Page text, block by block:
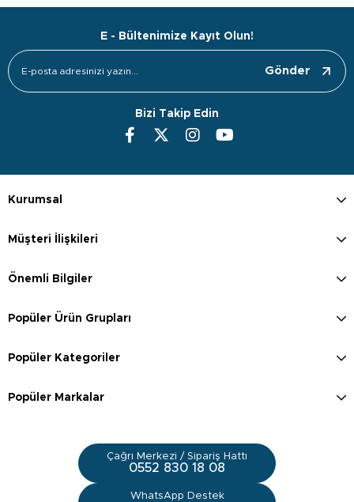
E - Bültenimize Kayıt Olun!
Gönder
Bizi Takip Edin
Kurumsal
Müşteri İlişkileri
Önemli Bilgiler
Popüler Ürün Grupları
Popüler Kategoriler
Popüler Markalar
Çağrı Merkezi / Sipariş Hattı
0552 830 18 08
WhatsApp Destek